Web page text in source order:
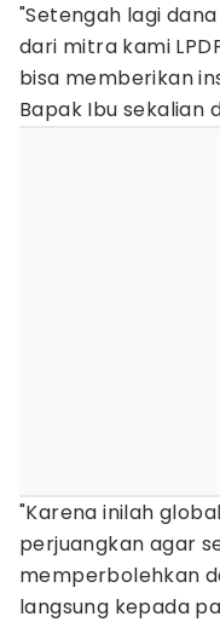
"Setengah lagi
dari mitra kami
bisa memberikan
Bapak Ibu sekalian
"Karena inilah
perjuangkan agar
memperbolehkan
langsung kepada